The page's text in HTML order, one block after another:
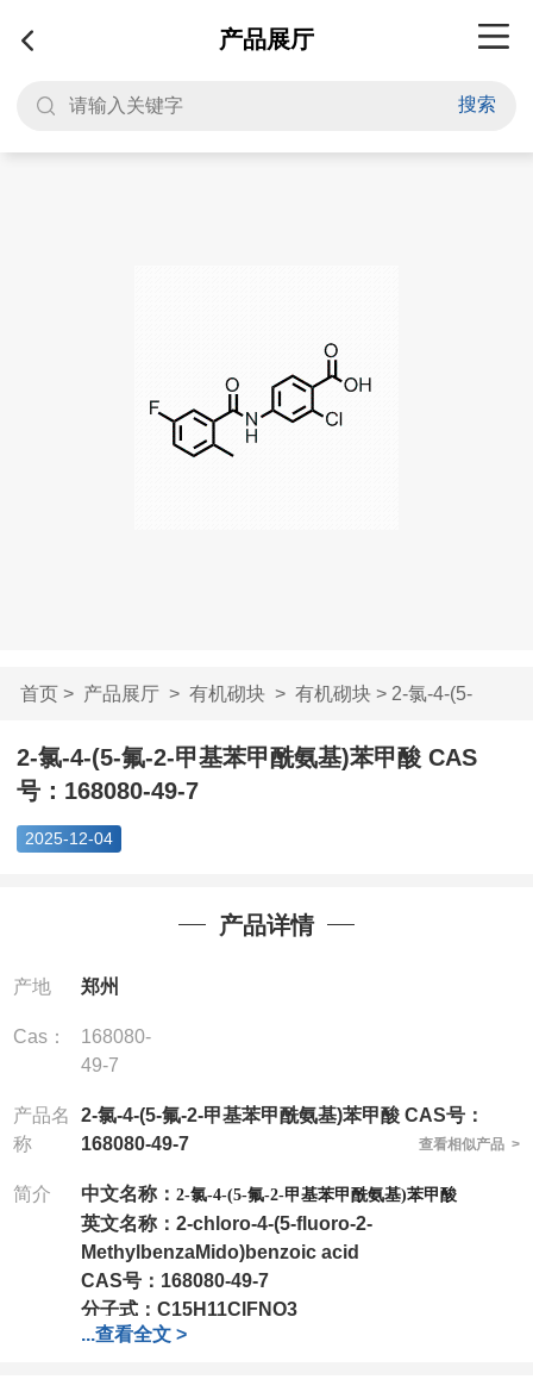
产品展厅
搜索
首页> 产品展厅> 有机砌块> 有机砌块> 2-氯-4-(5-
氟-2-甲基苯甲酰氨...
2-氯-4-(5-氟-2-甲基苯甲酰氨基)苯甲酸 CAS
号：168080-49-7
2025-12-04
产品详情
产地 郑州
Cas：
168080-
49-7
产品名
称
2-氯-4-(5-氟-2-甲基苯甲酰氨基)苯甲酸 CAS号：
168080-49-7
查看相似产品 >
简介 中文名称： 2-氯-4-(5-氟-2-甲基苯甲酰氨基)苯甲酸
英文名称： 2-chloro-4-(5-fluoro-2-
MethylbenzaMido)benzoic acid
CAS号： 168080-49-7
分子式： C15H11ClFNO3
分子量：307.7
...查看全文 >